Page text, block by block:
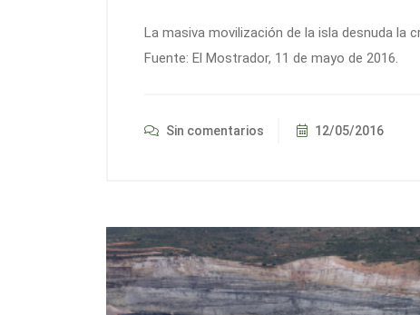
La masiva movilización de la isla desnuda la
Fuente: El Mostrador, 11 de mayo de 2016.
Sin comentarios 12/05/2016